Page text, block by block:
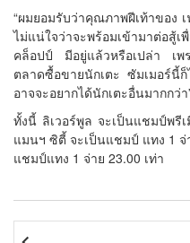
“ผมยอมรับว่าคุณภาพฝีเท้าของ
ไม่แน่ใจว่าจะพร้อมเข้ามาต่อสู้
คล็อปป์ มีอยู่แล้วหรือเปล่า เพร
ตลาดซื้อขายนักเตะ ซัมเมอร์นี้
อาจจะอยากได้นักเตะอื่นมากกว่า
ทั้งนี้ ลิเวอร์พูล จะเป็นแชมป์พ
แมนฯ ซิตี้ จะเป็นแชมป์ แทง 1 จ่
แชมป์แทง 1 จ่าย 23.00 เท่า